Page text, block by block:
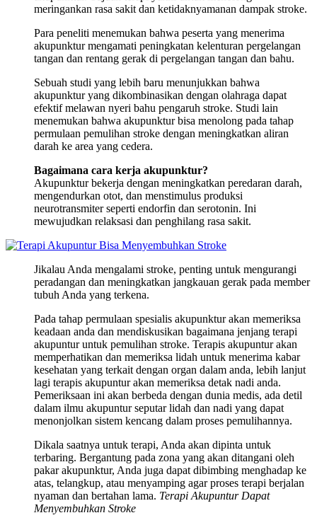
meringankan rasa sakit dan ketidaknyamanan dampak stroke.
Para peneliti menemukan bahwa peserta yang menerima
akupunktur mengamati peningkatan kelenturan pergelangan
tangan dan rentang gerak di pergelangan tangan dan bahu.
Sebuah studi yang lebih baru menunjukkan bahwa
akupunktur yang dikombinasikan dengan olahraga dapat
efektif melawan nyeri bahu pengaruh stroke. Studi lain
menemukan bahwa akupunktur bisa menolong pada tahap
permulaan pemulihan stroke dengan meningkatkan aliran
darah ke area yang cedera.
Bagaimana cara kerja akupunktur?
Akupunktur bekerja dengan meningkatkan peredaran darah,
mengendurkan otot, dan menstimulus produksi
neurotransmiter seperti endorfin dan serotonin. Ini
mewujudkan relaksasi dan penghilang rasa sakit.
Jikalau Anda mengalami stroke, penting untuk mengurangi
peradangan dan meningkatkan jangkauan gerak pada member
tubuh Anda yang terkena.
Pada tahap permulaan spesialis akupunktur akan memeriksa
keadaan anda dan mendiskusikan bagaimana jenjang terapi
akupuntur untuk pemulihan stroke. Terapis akupuntur akan
memperhatikan dan memeriksa lidah untuk menerima kabar
kesehatan yang terkait dengan organ dalam anda, lebih lanjut
lagi terapis akupuntur akan memeriksa detak nadi anda.
Pemeriksaan ini akan berbeda dengan dunia medis, ada detil
dalam ilmu akupuntur seputar lidah dan nadi yang dapat
menonjolkan sistem kencang dalam proses pemulihannya.
Dikala saatnya untuk terapi, Anda akan dipinta untuk
terbaring. Bergantung pada zona yang akan ditangani oleh
pakar akupunktur, Anda juga dapat dibimbing menghadap ke
atas, telangkup, atau menyamping agar proses terapi berjalan
nyaman dan bertahan lama. Terapi Akupuntur Dapat
Menyembuhkan Stroke